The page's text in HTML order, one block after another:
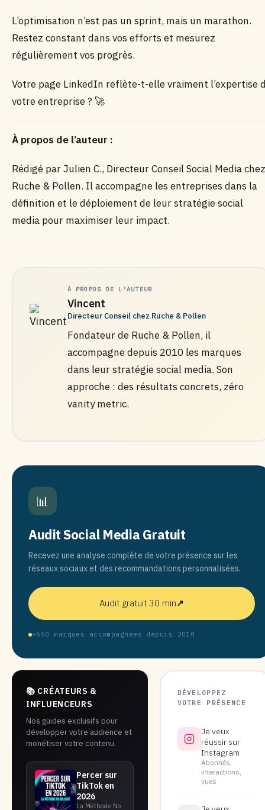
L’optimisation n’est pas un sprint, mais un marathon.
Restez constant dans vos efforts et mesurez
régulièrement vos progrès.
Votre page LinkedIn reflète-t-elle vraiment l’expertise
votre entreprise ? 🚀
À propos de l’auteur :
Rédigé par Julien C., Directeur Conseil Social Media chez
Ruche & Pollen. Il accompagne les entreprises dans la
définition et le déploiement de leur stratégie social
media pour maximiser leur impact.
À PROPOS DE L'AUTEUR
Vincent
Directeur Conseil chez Ruche & Pollen
Fondateur de Ruche & Pollen, il
accompagne depuis 2010 les marques
dans leur stratégie social media. Son
approche : des résultats concrets, zéro
vanity metric.
📊
Audit Social Media Gratuit
Recevez une analyse complète de votre présence sur les
réseaux sociaux et des recommandations personnalisées.
Audit gratuit 30 min↗
+650 marques accompagnées depuis 2010
📚 CRÉATEURS &
INFLUENCEURS
Nos guides exclusifs pour
développer votre audience et
monétiser votre contenu.
Percer sur
TikTok en
2026
La Méthode No
DÉVELOPPEZ
VOTRE PRÉSENCE
Je veux
réussir sur
Instagram
Abonnés,
interactions,
vues